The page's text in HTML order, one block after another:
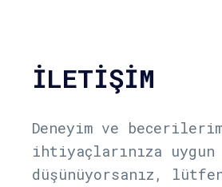
İLETIŞIM
Deneyim ve
ihtiyaçlarınıza uygun
düşünüyorsanız,